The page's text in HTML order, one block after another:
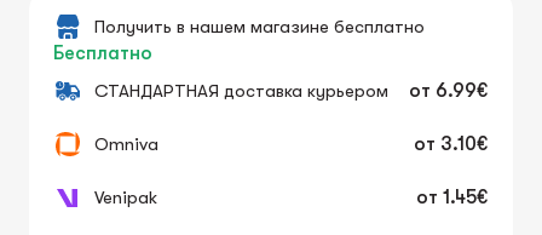
Получить в нашем магазине бесплатно
Бесплатно
СТАНДАРТНАЯ доставка курьером
от 6.99€
Omniva от 3.10€
Venipak от 1.45€